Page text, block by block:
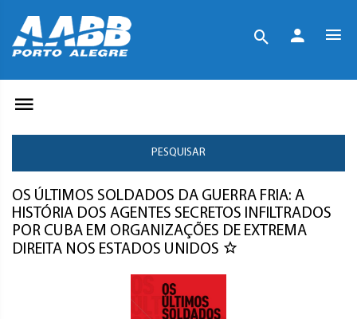
PESQUISAR
OS ÚLTIMOS SOLDADOS DA GUERRA FRIA: A
HISTÓRIA DOS AGENTES SECRETOS INFILTRADOS
POR CUBA EM ORGANIZAÇÕES DE EXTREMA
DIREITA NOS ESTADOS UNIDOS